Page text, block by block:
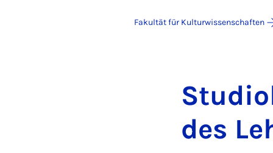
Fakultät für Kulturwissenschaften
des